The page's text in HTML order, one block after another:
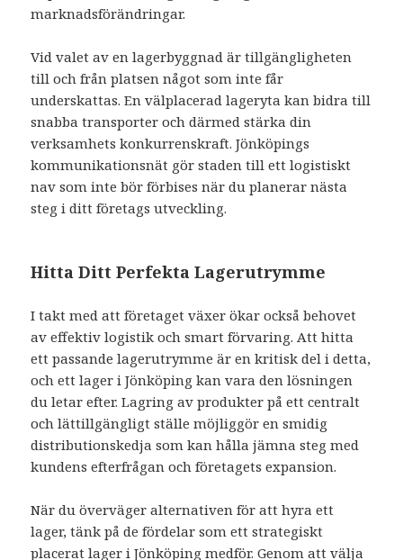
marknadsförändringar.
Vid valet av en lagerbyggnad är tillgängligheten
till och från platsen något som inte får
underskattas. En välplacerad lageryta kan bidra till
snabba transporter och därmed stärka din
verksamhets konkurrenskraft. Jönköpings
kommunikationsnät gör staden till ett logistiskt
nav som inte bör förbises när du planerar nästa
steg i ditt företags utveckling.
Hitta Ditt Perfekta Lagerutrymme
I takt med att företaget växer ökar också behovet
av effektiv logistik och smart förvaring. Att hitta
ett passande lagerutrymme är en kritisk del i detta,
och ett lager i Jönköping kan vara den lösningen
du letar efter. Lagring av produkter på ett centralt
och lättillgängligt ställe möjliggör en smidig
distributionskedja som kan hålla jämna steg med
kundens efterfrågan och företagets expansion.
När du överväger alternativen för att hyra ett
lager, tänk på de fördelar som ett strategiskt
placerat lager i Jönköping medför. Genom att välja